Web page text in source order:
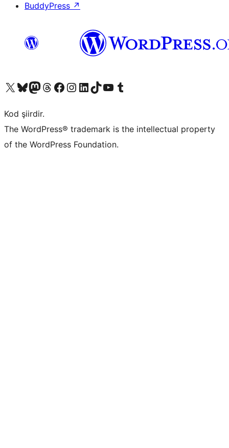
BuddyPress ↗
X (eski Twitter) hesabımıza bakın
Bluesky hesabımızı ziyaret edinMastodon hesabımızı ziyaret edinThreads hesabımızı ziyaret edinFacebook sayfamızı ziyaret edinInstagram hesabımızı ziyaret edinLinkedIn hesabımızı ziyaret edinTikTok hesabımızı ziyaret edinYouTube kanalımızı ziyaret edinTumblr hesabımızı ziyaret edin
Kod şiirdir.
The WordPress® trademark is the intellectual property
of the WordPress Foundation.